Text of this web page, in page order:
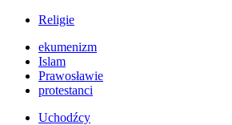
Religie
ekumenizm
Islam
Prawosławie
protestanci
Uchodźcy